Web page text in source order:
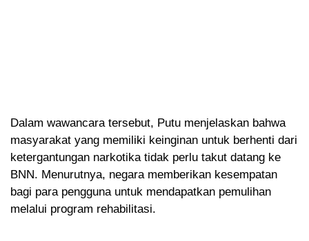
Dalam wawancara tersebut, Putu menjelaskan bahwa
masyarakat yang memiliki keinginan untuk berhenti dari
ketergantungan narkotika tidak perlu takut datang ke
BNN. Menurutnya, negara memberikan kesempatan
bagi para pengguna untuk mendapatkan pemulihan
melalui program rehabilitasi.